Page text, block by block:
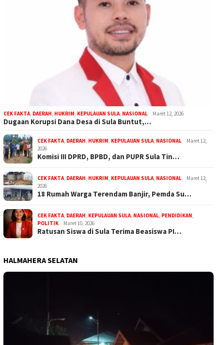
CEK FAKTA DAERAH HUKRIM KEPULAUAN SULA NASIONAL Maret 12, 2026
Dugaan Korupsi Dana Desa di Sula Buntut,…
CEK FAKTA DAERAH HUKRIM KEPULAUAN SULA NASIONAL
Maret 12,
2026
Komisi III DPRD, BPBD, dan PUPR Sula Tin…
CEK FAKTA DAERAH HUKRIM KEPULAUAN SULA NASIONAL
Maret 12,
2026
18 Rumah Warga Terendam Banjir, Pemda Su…
CEK FAKTA DAERAH KEPULAUAN SULA NASIONAL PENDIDIKAN
POLITIK
Maret 10, 2026
Ratusan Siswa di Sula Terima Beasiswa PI…
HALMAHERA SELATAN